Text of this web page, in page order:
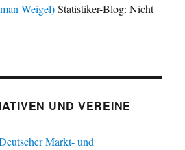
Weigel)Statistiker-Blog: Nicht
UND VEREINE
Markt- und